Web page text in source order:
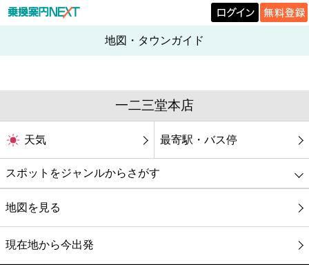
地図・タウンガイド
一二三堂本店
天気 最寄駅・バス停
スポットをジャンルからさがす
グルメ
映画
地図を見る
現在地から今出発